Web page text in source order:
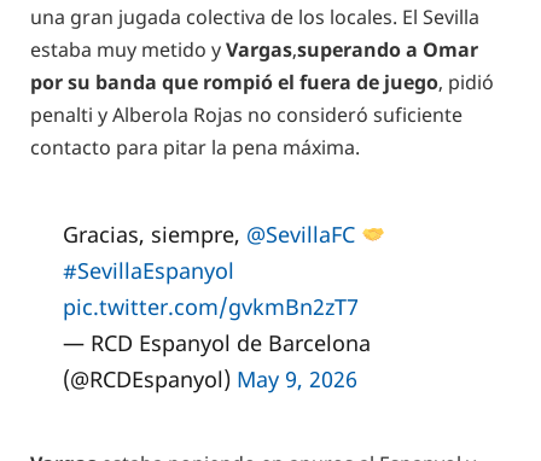
una gran jugada colectiva de los locales. El Sevilla
estaba muy metido yVargas,superando a Omar
por su banda que rompió el fuera de juego, pidió
penalti y Alberola Rojas no consideró suficiente
contacto para pitar la pena máxima.
Gracias, siempre, @SevillaFC
#SevillaEspanyol
pic.twitter.com/gvkmBn2zT7
— RCD Espanyol de Barcelona
(@RCDEspanyol) May 9, 2026